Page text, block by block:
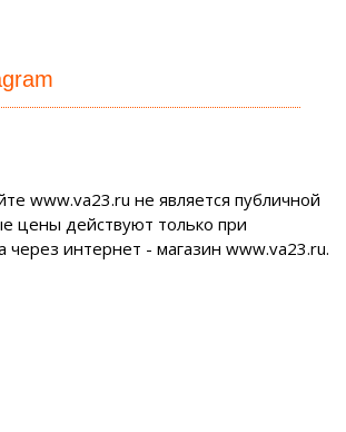
www.va23.ru не является публичной
цены действуют только при
через интернет - магазин www.va23.ru.